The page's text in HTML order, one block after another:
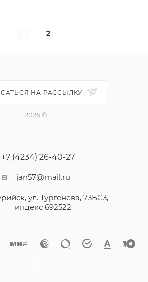
2
НА РАССЫЛКУ
2026 ©
+7 (4234) 26-40-27
jan57@mail.ru
ул. Тургенева, 73БС3,
индекс 692522